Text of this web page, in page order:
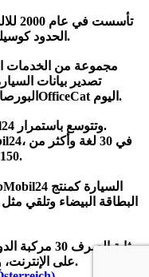
الحدود كوسيلة للصرافة وخدمات الإنترنت إلى الهدف.
تصدير بيانات
البورصات الرئيسية وإدارة المركبات كأساس لOfficeCat اليوم.
على مر السنين، الطيف قوة WebMobil24 وتتوسع باستمرار.
150 مركبة التبادلات وبوابات لتجارة السيارة.
البطاقة البيضاء وتلقي
على الإنترنت، ولها مكاتب في ألمانيا وسويسرا وإيطاليا.